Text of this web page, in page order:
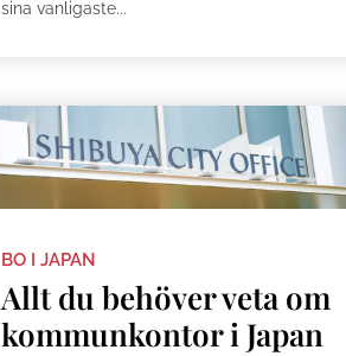
sina vanligaste...
BO I JAPAN
Allt du behöver veta om
kommunkontor i Japan